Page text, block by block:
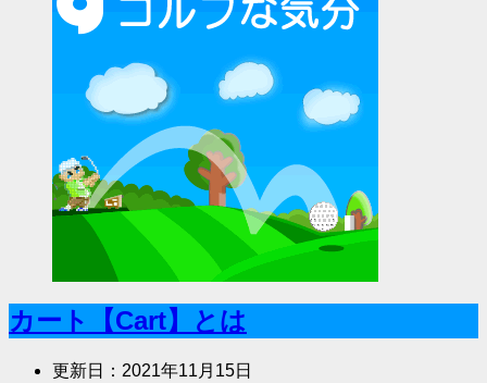
カート【Cart】とは
更新日： 2021年11月15日